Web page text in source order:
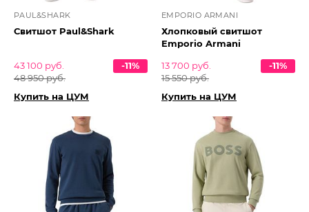
PAUL&SHARK
Свитшот Paul&Shark
43 100 руб.
48 950 руб.
-11%
Купить на ЦУМ
EMPORIO ARMANI
Хлопковый свитшот
Emporio Armani
13 700 руб.
15 550 руб.
-11%
Купить на ЦУМ